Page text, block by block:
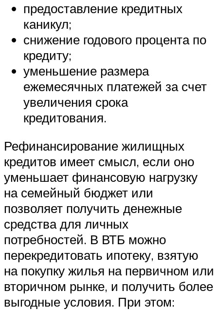
предоставление кредитных
каникул;
снижение годового процента по
кредиту;
уменьшение размера
ежемесячных платежей за счет
увеличения срока
кредитования.
Рефинансирование жилищных
кредитов имеет смысл, если оно
уменьшает финансовую нагрузку
на семейный бюджет или
позволяет получить денежные
средства для личных
потребностей. В ВТБ можно
перекредитовать ипотеку, взятую
на покупку жилья на первичном или
вторичном рынке, и получить более
выгодные условия. При этом: